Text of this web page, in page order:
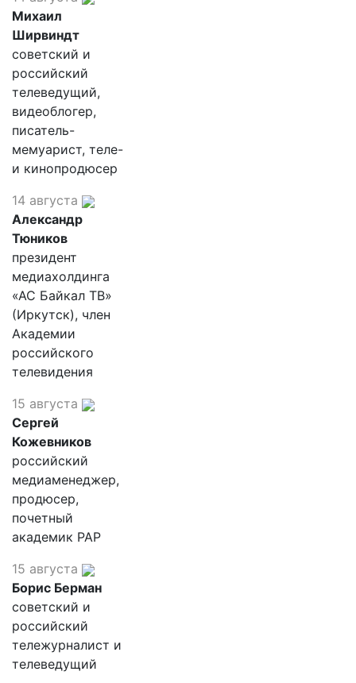
Михаил
Ширвиндт
советский и
российский
телеведущий,
видеоблогер,
писатель-
мемуарист, теле-
и кинопродюсер
14 августа
Александр
Тюников
президент
медиахолдинга
«АС Байкал ТВ»
(Иркутск), член
Академии
российского
телевидения
15 августа
Сергей
Кожевников
российский
медиаменеджер,
продюсер,
почетный
академик РАР
15 августа
Борис Берман
советский и
российский
тележурналист и
телеведущий